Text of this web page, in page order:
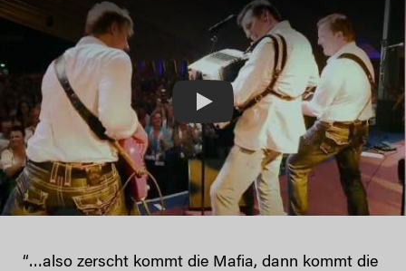
“…also zerscht kommt die Mafia, dann kommt die